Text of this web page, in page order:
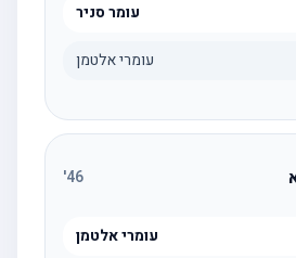
עומר סניר
עומרי אלטמן
46
'
עומרי אלטמן